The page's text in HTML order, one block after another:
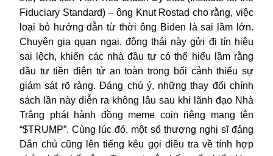
Fiduciary Standard) – ông Knut Rostad cho rằng, việc
loại bỏ hướng dẫn từ thời ông Biden là sai lầm lớn.
Chuyên gia quan ngại, động thái này gửi đi tín hiệu
sai lệch, khiến các nhà đầu tư có thể hiểu lầm rằng
đầu tư tiền điện tử an toàn trong bối cảnh thiếu sự
giám sát rõ ràng. Đáng chú ý, những thay đổi chính
sách lần này diễn ra không lâu sau khi lãnh đạo Nhà
Trắng phát hành đồng meme coin riêng mang tên
“$TRUMP”. Cùng lúc đó, một số thượng nghị sĩ đảng
Dân chủ cũng lên tiếng kêu gọi điều tra về tính hợp